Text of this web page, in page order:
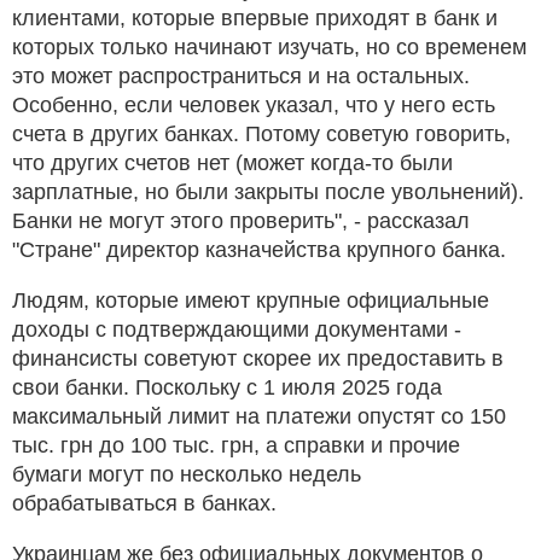
клиентами, которые впервые приходят в банк и
которых только начинают изучать, но со временем
это может распространиться и на остальных.
Особенно, если человек указал, что у него есть
счета в других банках. Потому советую говорить,
что других счетов нет (может когда-то были
зарплатные, но были закрыты после увольнений).
Банки не могут этого проверить", - рассказал
"Стране" директор казначейства крупного банка.
Людям, которые имеют крупные официальные
доходы с подтверждающими документами -
финансисты советуют скорее их предоставить в
свои банки. Поскольку с 1 июля 2025 года
максимальный лимит на платежи опустят со 150
тыс. грн до 100 тыс. грн, а справки и прочие
бумаги могут по несколько недель
обрабатываться в банках.
Украинцам же без официальных документов о